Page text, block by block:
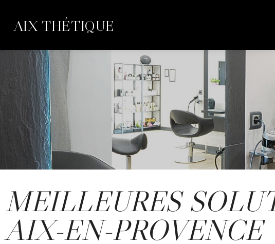
AIX THÉTIQUE
MEILLEURES
AIX-EN-PROVENCE